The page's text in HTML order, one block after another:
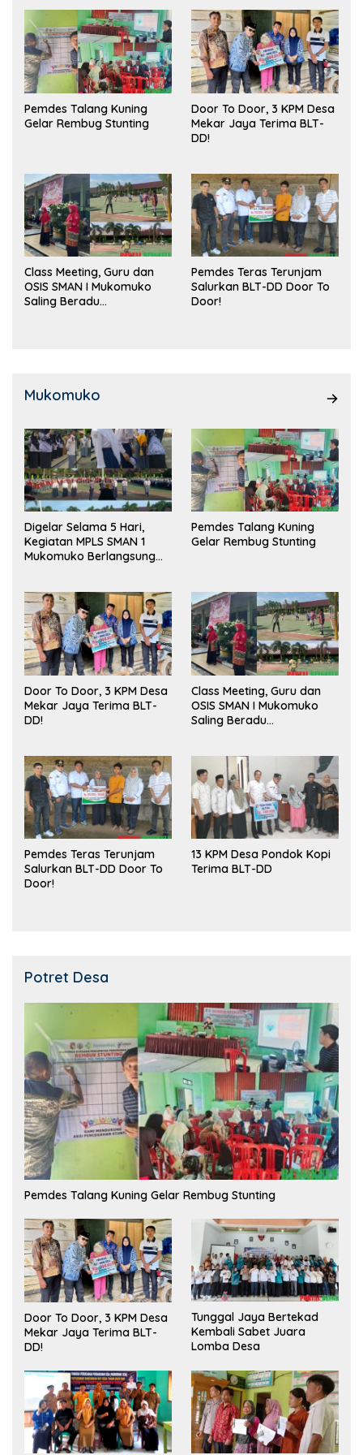
Pasar
Pemdes Talang Kuning
Gelar Rembug Stunting
Door To Door, 3 KPM Desa
Mekar Jaya Terima BLT-
DD!
Class Meeting, Guru dan
OSIS SMAN I Mukomuko
Saling Beradu
Pemdes Teras Terunjam
Salurkan BLT-DD Door To
Door!
Mukomuko
Digelar Selama 5 Hari,
Kegiatan MPLS SMAN 1
Mukomuko Berlangsung
Pemdes Talang Kuning
Gelar Rembug Stunting
Door To Door, 3 KPM Desa
Mekar Jaya Terima BLT-
DD!
Class Meeting, Guru dan
OSIS SMAN I Mukomuko
Saling Beradu
Pemdes Teras Terunjam
Salurkan BLT-DD Door To
Door!
13 KPM Desa Pondok Kopi
Terima BLT-DD
Potret Desa
Pemdes Talang Kuning Gelar Rembug Stunting
Door To Door, 3 KPM Desa
Mekar Jaya Terima BLT-
DD!
Tunggal Jaya Bertekad
Kembali Sabet Juara
Lomba Desa